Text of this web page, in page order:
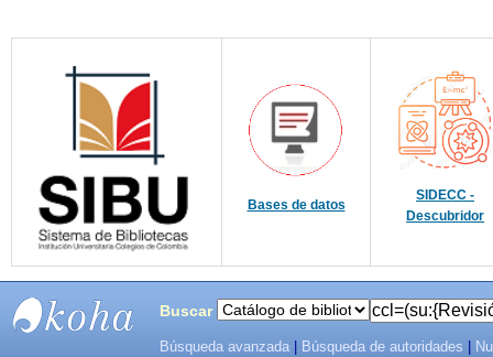
Bases de datos
SIDECC -
Descubridor
Buscar
Búsqueda avanzada Búsqueda de autoridades